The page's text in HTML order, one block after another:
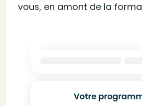
vous, en amont de la